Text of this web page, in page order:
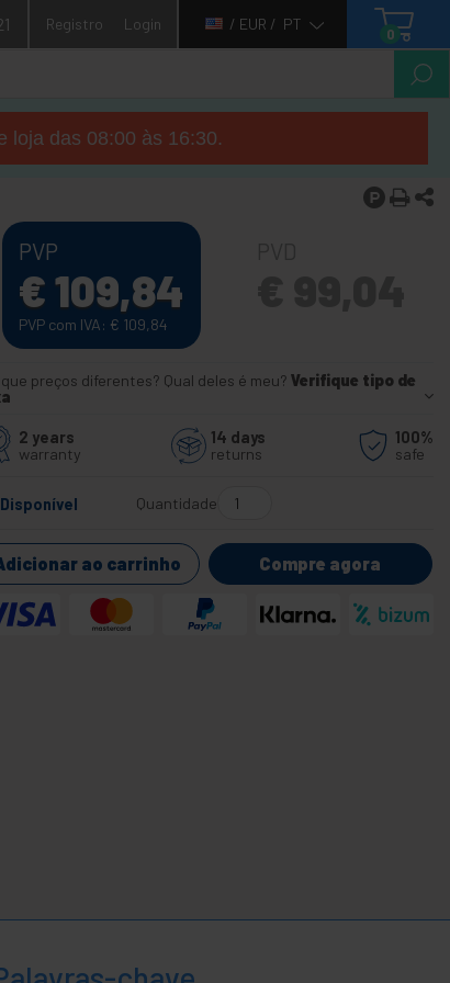
Registro Login / EUR / PT
0
loja das 08:00 às 16:30.
PVP
€109,84
PVP com IVA: € 109,84
que preços diferentes? Qual deles é meu? Verifique tipo de
2 years
warranty
14 days
returns
100%
safe
Disponível Quantidade
ao carrinho Compre agora